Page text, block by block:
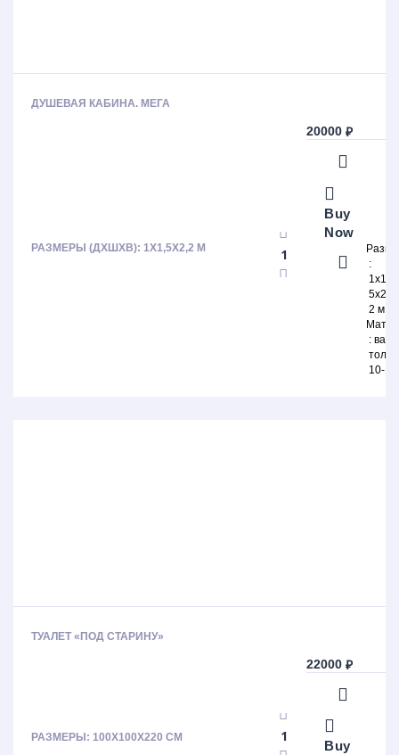
ДУШЕВАЯ КАБИНА. МЕГА
РАЗМЕРЫ (ДХШХВ): 1Х1,5Х2,2 М
20000₽
Buy
Now
1х1,
5х2,
2 м
10-
ТУАЛЕТ «ПОД СТАРИНУ»
РАЗМЕРЫ: 100Х100Х220 СМ
22000₽
Buy